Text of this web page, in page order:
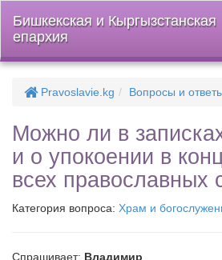
Бишкекская и Кыргызстанская
епархия
Pravoslavie.kg Вопросы и
Можно ли в
и о упокоении в
всех православных
Категория вопроса: Храм и
Спрашивает: Владимир